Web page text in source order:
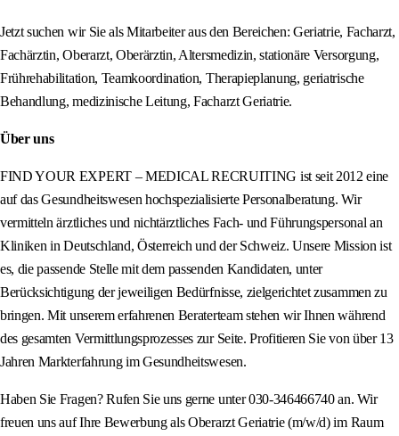
Jetzt suchen wir Sie als Mitarbeiter aus den Bereichen: Geriatrie, Facharzt,
Fachärztin, Oberarzt, Oberärztin, Altersmedizin, stationäre Versorgung,
Frührehabilitation, Teamkoordination, Therapieplanung, geriatrische
Behandlung, medizinische Leitung, Facharzt Geriatrie.
Über uns
FIND YOUR EXPERT – MEDICAL RECRUITING ist seit 2012 eine
auf das Gesundheitswesen hochspezialisierte Personalberatung. Wir
vermitteln ärztliches und nichtärztliches Fach- und Führungspersonal an
Kliniken in Deutschland, Österreich und der Schweiz. Unsere Mission ist
es, die passende Stelle mit dem passenden Kandidaten, unter
Berücksichtigung der jeweiligen Bedürfnisse, zielgerichtet zusammen zu
bringen. Mit unserem erfahrenen Beraterteam stehen wir Ihnen während
des gesamten Vermittlungsprozesses zur Seite. Profitieren Sie von über 13
Jahren Markterfahrung im Gesundheitswesen.
Haben Sie Fragen? Rufen Sie uns gerne unter 030-346466740 an. Wir
freuen uns auf Ihre Bewerbung als Oberarzt Geriatrie (m/w/d) im Raum